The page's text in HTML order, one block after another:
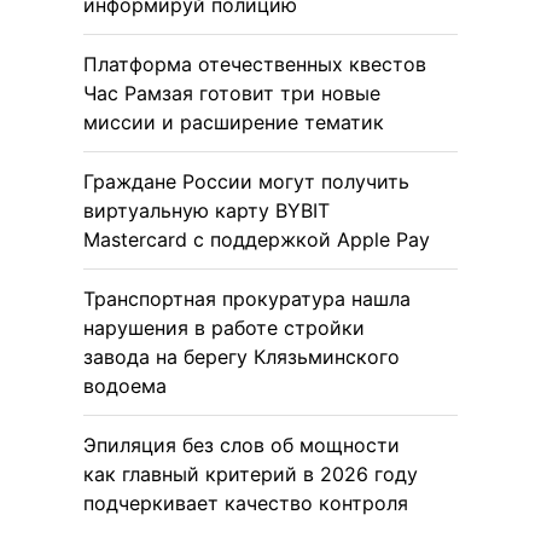
Платформа отечественных квестов
Час Рамзая готовит три новые
миссии и расширение тематик
Граждане России могут получить
виртуальную карту BYBIT
Mastercard с поддержкой Apple Pay
Транспортная прокуратура нашла
нарушения в работе стройки
завода на берегу Клязьминского
водоема
Эпиляция без слов об мощности
как главный критерий в 2026 году
подчеркивает качество контроля